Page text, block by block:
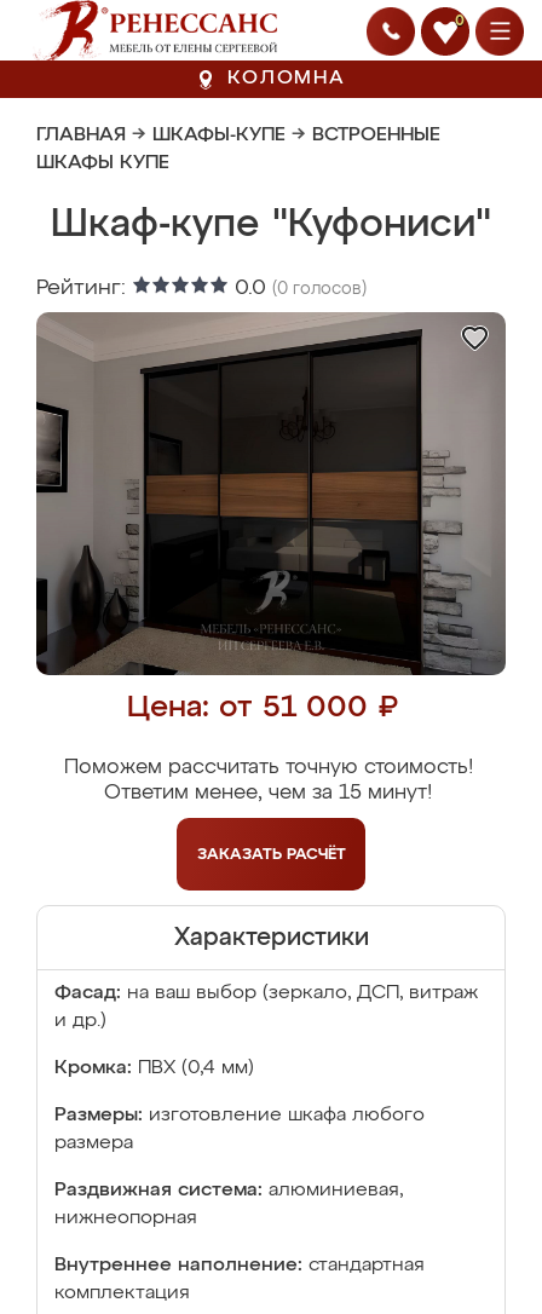
0
КОЛОМНА
ГЛАВНАЯ → ШКАФЫ-КУПЕ → ВСТРОЕННЫЕ
ШКАФЫ КУПЕ
Шкаф-купе "Куфониси"
Рейтинг: 0.0 (0 голосов)
Цена: от 51 000 ₽
Поможем рассчитать точную стоимость!
Ответим менее, чем за 15 минут!
ЗАКАЗАТЬ РАСЧЁТ
Характеристики
Фасад: на ваш выбор (зеркало, ДСП, витраж
и др.)
Кромка: ПВХ (0,4 мм)
Размеры: изготовление шкафа любого
размера
Раздвижная система: алюминиевая,
нижнеопорная
Внутреннее наполнение: стандартная
комплектация